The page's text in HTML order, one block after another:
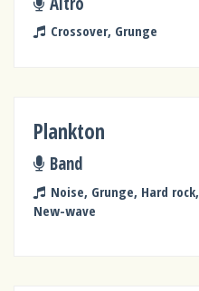
Crossover, Grunge
Plankton
Band
Noise, Grunge, Hard rock,
New-wave